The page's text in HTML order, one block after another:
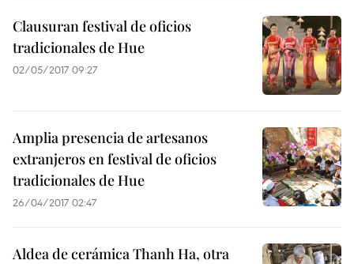
Clausuran festival de oficios
tradicionales de Hue
02/05/2017 09:27
Amplia presencia de artesanos
extranjeros en festival de oficios
tradicionales de Hue
26/04/2017 02:47
Aldea de cerámica Thanh Ha, otra